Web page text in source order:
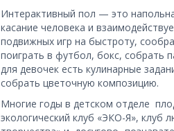
Интерактивный пол — это
касание человека и
подвижных игр на быстроту,
поиграть в футбол, бокс, собрать
для девочек есть кулинарные
собрать цветочную композицию.
Многие годы в детском отделе
экологический клуб «ЭКО-Я», клуб